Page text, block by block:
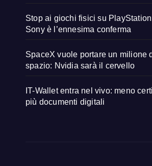
Stop ai giochi fisici su
Sony è l’ennesima conferma
SpaceX vuole portare un milione
spazio: Nvidia sarà il cervello
IT-Wallet entra nel vivo: meno
più documenti digitali